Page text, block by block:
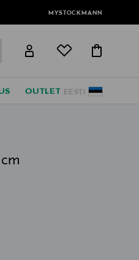
MYSTOCKMANN
label.header.go
EESTI
OUTLET